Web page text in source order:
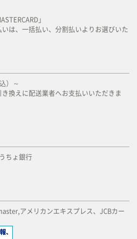
」
は、一括払い、分割払いよりお選びいた
）～
換えに配送業者へお支払いいただきま
ちょ銀行
アメリカンエキスプレス、JCBカー